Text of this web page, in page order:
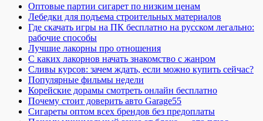
Оптовые партии сигарет по низким ценам
Лебедки для подъема строительных материалов
Где скачать игры на ПК бесплатно на русском легально:
рабочие способы
Лучшие лакорны про отношения
С каких лакорнов начать знакомство с жанром
Сливы курсов: зачем ждать, если можно купить сейчас?
Популярные фильмы недели
Корейские дорамы смотреть онлайн бесплатно
Почему стоит доверить авто Garage55
Сигареты оптом всех брендов без предоплаты